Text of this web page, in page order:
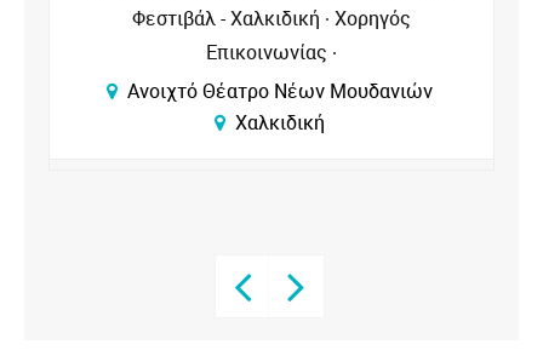
Χαλκιδική Φεστιβάλ - Χαλκιδική
Επικοινωνίας
Ανοιχτό Θέατρο Νέων Μουδανιών
Χαλκιδική